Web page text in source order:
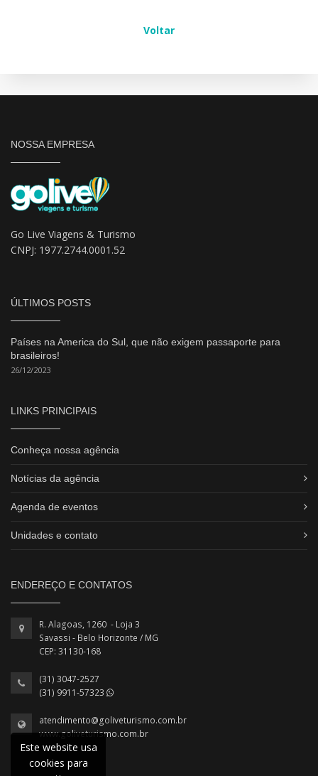
Voltar
NOSSA EMPRESA
Go Live Viagens & Turismo
CNPJ: 1977.2744.0001.52
ÚLTIMOS POSTS
Países na America do Sul, que não exigem passaporte para
brasileiros!
26/12/2023
LINKS PRINCIPAIS
Conheça nossa agência
Notícias da agência
Agenda de eventos
Unidades e contato
ENDEREÇO E CONTATOS
R. Alagoas, 1260 - Loja 3
Savassi - Belo Horizonte / MG
CEP: 31130-168
(31) 3047-2527
(31) 9911-57323
atendimento@goliveturismo.com.br
www.goliveturismo.com.br
Este website usa
cookies para